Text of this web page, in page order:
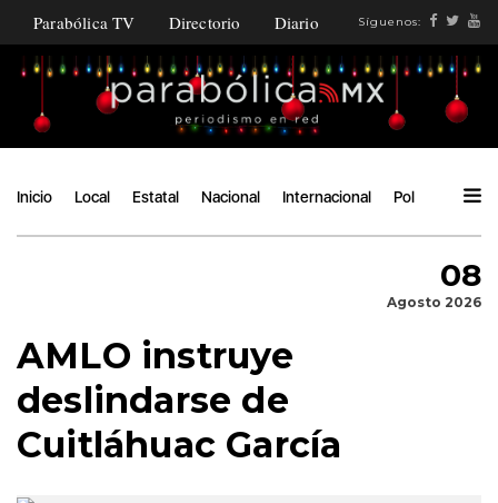
Parabólica TV Directorio Diario Síguenos:
Inicio Local Estatal Nacional Internacional Política
08
Agosto 2026
AMLO instruye
deslindarse de
Cuitláhuac García